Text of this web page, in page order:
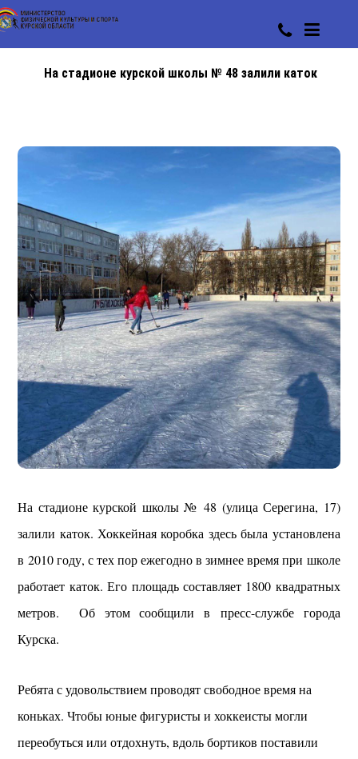
На стадионе курской школы № 48 залили каток
На стадионе курской школы № 48 (улица Серегина, 17)
залили каток. Хоккейная коробка здесь была установлена
в 2010 году, с тех пор ежегодно в зимнее время при школе
работает каток. Его площадь составляет 1800 квадратных
метров. Об этом сообщили в пресс-службе города
Курска.
Ребята с удовольствием проводят свободное время на
коньках. Чтобы юные фигуристы и хоккеисты могли
переобуться или отдохнуть, вдоль бортиков поставили